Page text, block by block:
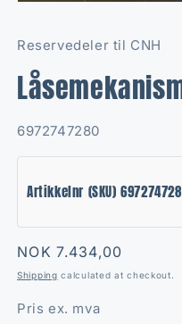
in
Reservedeler til CNH
SKU:
6972747280
Artikkelnr (SKU)
Regular
price
NOK 7.434,00
Shipping calculated at checkout.
Pris ex. mva